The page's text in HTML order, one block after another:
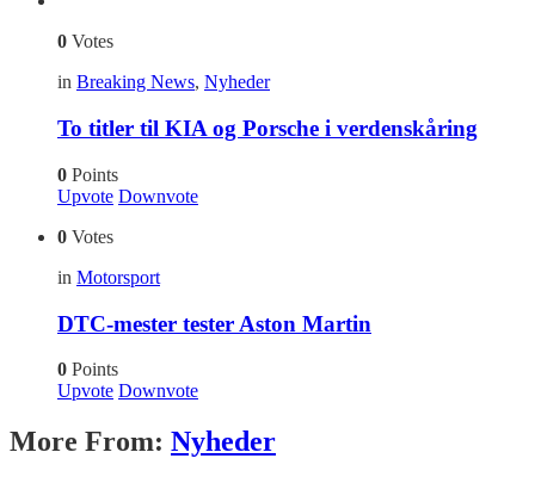
0 Votes
in Breaking News, Nyheder
To titler til KIA og Porsche i verdenskåring
0 Points
Upvote Downvote
0 Votes
in Motorsport
DTC-mester tester Aston Martin
0 Points
Upvote Downvote
More From: Nyheder